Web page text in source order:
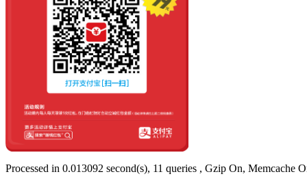
Processed in 0.013092 second(s), 11 queries , Gzip On, Memcache